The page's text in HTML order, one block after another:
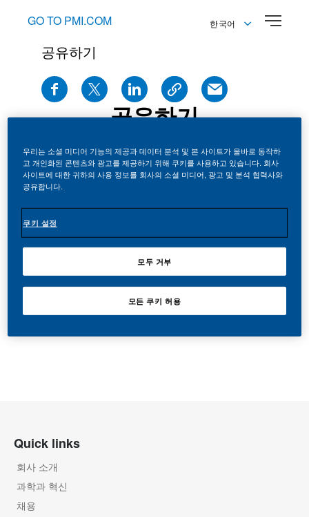
GO TO PMI.COM
한국어
공유하기
공유하기
보도자료
See all news
Quick links
회사 소개
과학과 혁신
채용
우리는 소셜 미디어 기능의 제공과 데이터 분석 및 본 사이트가 올바로 동작하
고 개인화된 콘텐츠와 광고를 제공하기 위해 쿠키를 사용하고 있습니다. 회사
사이트에 대한 귀하의 사용 정보를 회사의 소셜 미디어, 광고 및 분석 협력사와
공유합니다.
쿠키 설정
모두 거부
모든 쿠키 허용